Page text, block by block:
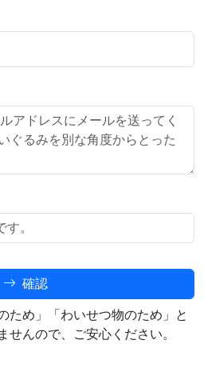
確認
ため」「わいせつ物のため」と
せんので、ご安心ください。